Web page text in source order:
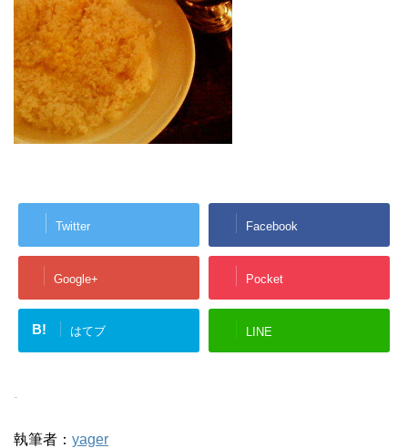
Twitter Facebook
Google+ Pocket
B! はてブ LINE
-
執筆者： yager